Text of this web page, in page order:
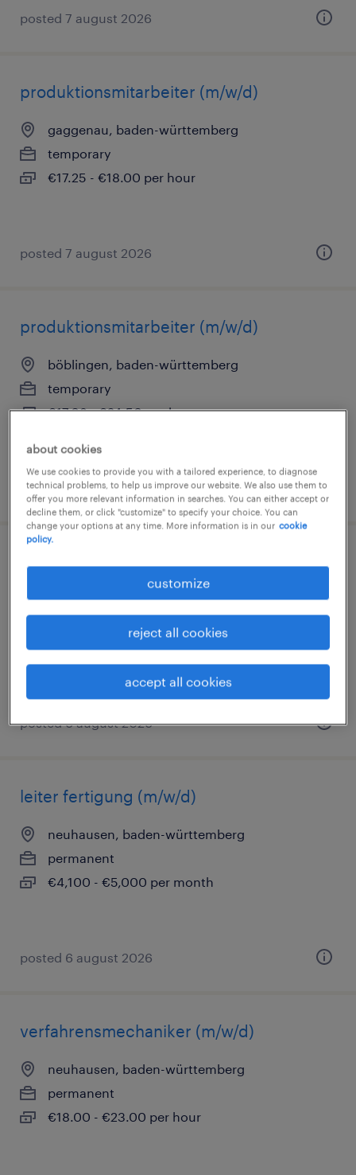
posted 7 august 2026
produktionsmitarbeiter (m/w/d)
gaggenau, baden-württemberg
temporary
€17.25 - €18.00 per hour
posted 7 august 2026
produktionsmitarbeiter (m/w/d)
böblingen, baden-württemberg
temporary
€17.08 - €24.50 per hour
posted 7 august 2026
fertigungsmitarbeiter (m/w/d)
heidelberg, neckar, baden-württemberg
€17.58 - €26.76 per hour
posted 6 august 2026
leiter fertigung (m/w/d)
neuhausen, baden-württemberg
permanent
€4,100 - €5,000 per month
posted 6 august 2026
verfahrensmechaniker (m/w/d)
neuhausen, baden-württemberg
permanent
€18.00 - €23.00 per hour
about cookies
We use cookies to provide you with a tailored experience, to diagnose
technical problems, to help us improve our website. We also use them to
offer you more relevant information in searches. You can either accept or
decline them, or click "customize" to specify your choice. You can
change your options at any time. More information is in our cookie
policy.
customize
reject all cookies
accept all cookies